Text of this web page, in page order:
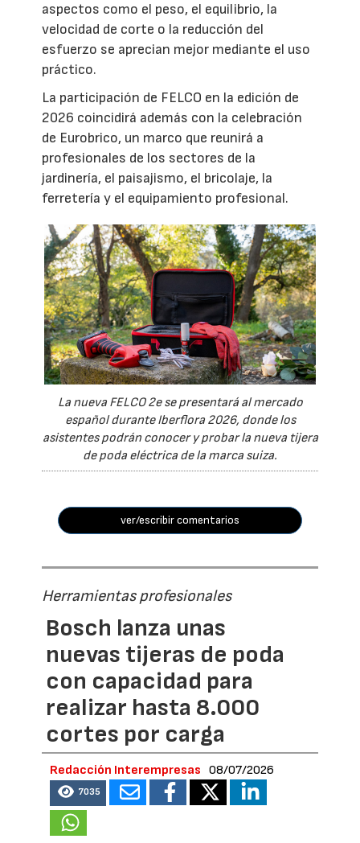
aspectos como el peso, el equilibrio, la
velocidad de corte o la reducción del
esfuerzo se aprecian mejor mediante el uso
práctico.
La participación de FELCO en la edición de
2026 coincidirá además con la celebración
de Eurobrico, un marco que reunirá a
profesionales de los sectores de la
jardinería, el paisajismo, el bricolaje, la
ferretería y el equipamiento profesional.
La nueva FELCO 2e se presentará al mercado
español durante Iberflora 2026, donde los
asistentes podrán conocer y probar la nueva tijera
de poda eléctrica de la marca suiza.
ver/escribir comentarios
Herramientas profesionales
Bosch lanza unas
nuevas tijeras de poda
con capacidad para
realizar hasta 8.000
cortes por carga
Redacción Interempresas 08/07/2026
7035